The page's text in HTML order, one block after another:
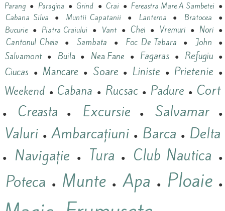
Parang ● Paragina ● Grind ● Crai●Fereastra Mare A Sambetei●
Cabana Silva ●Muntii Capatanii● Lanterna ● Bratocea ●
Bucurie● Piatra Craiului ● Vant●Chei ● Vremuri● Nori ●
Cantonul Cheia ●Sambata ●Foc De Tabara ● John ●
Salvamont● Buila ● Nea Fane ● Fagaras ● Refugiu ●
Ciucas ●Mancare ● Soare ● Liniste ● Prietenie ●
Weekend ● Cabana ● Rucsac● Padure ● Cort
● Creasta ● Excursie ● Salvamar●
Valuri ●Ambarcațiuni ● Barca ● Delta
● Navigație ● Tura ● Club Nautica ●
Poteca ● Munte ●Apa ● Ploaie ●